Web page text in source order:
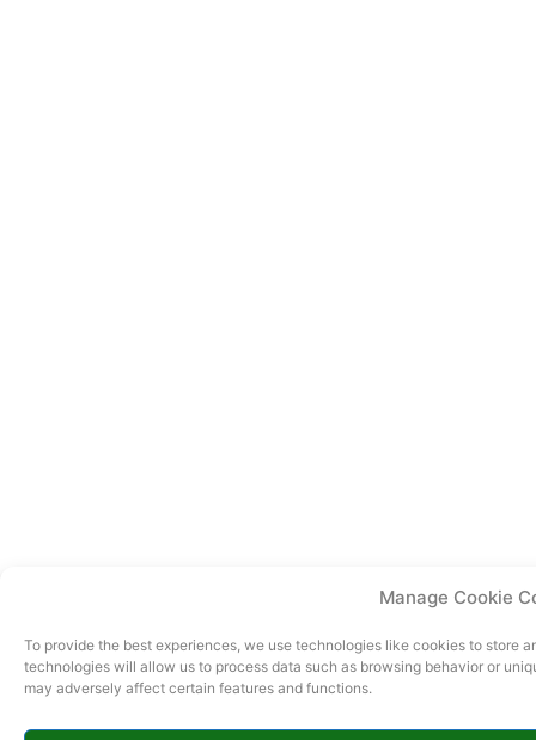
Manage Cookie
To provide the best experiences, we use technologies like cookies to store
technologies will allow us to process data such as browsing behavior or
may adversely affect certain features and functions.